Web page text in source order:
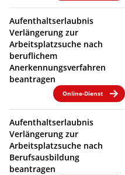
Aufenthaltserlaubnis
Verlängerung zur
Arbeitsplatzsuche nach
beruflichem
Anerkennungsverfahren
beantragen
Online-Dienst
Aufenthaltserlaubnis
Verlängerung zur
Arbeitsplatzsuche nach
Berufsausbildung
beantragen